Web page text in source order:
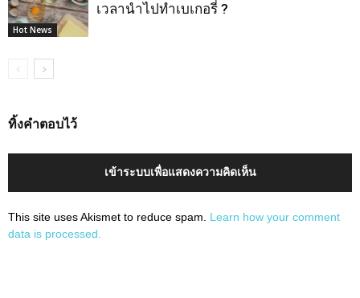
Hot News
เวลานำไปทำเบเกอรี่ ?
ทิ้งคำตอบไว้
เข้าระบบเพื่อแสดงความคิดเห็น
This site uses Akismet to reduce spam. Learn how your comment
data is processed.